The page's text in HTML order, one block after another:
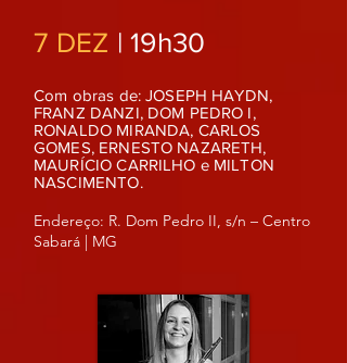
7 DEZ | 19h30
Com obras de:JOSEPH HAYDN,
FRANZ DANZI, DOM PEDRO I,
RONALDO MIRANDA, CARLOS
GOMES, ERNESTO NAZARETH,
MAURÍCIO CARRILHO e MILTON
NASCIMENTO.
Endereço: R. Dom Pedro II, s/n – Centro
Sabará | MG